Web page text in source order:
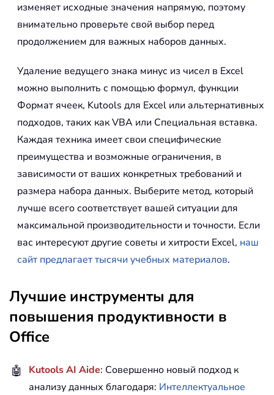
изменяет исходные значения напрямую, поэтому
внимательно проверьте свой выбор перед
продолжением для важных наборов данных.
Удаление ведущего знака минус из чисел в Excel
можно выполнить с помощью формул, функции
Формат ячеек, Kutools для Excel или альтернативных
подходов, таких как VBA или Специальная вставка.
Каждая техника имеет свои специфические
преимущества и возможные ограничения, в
зависимости от ваших конкретных требований и
размера набора данных. Выберите метод, который
лучше всего соответствует вашей ситуации для
максимальной производительности и точности. Если
вас интересуют другие советы и хитрости Excel, наш
сайт предлагает тысячи учебных материалов.
Лучшие инструменты для
повышения продуктивности в
Office
🤖 Kutools AI Aide: Совершенно новый подход к
анализу данных благодаря: Интеллектуальное